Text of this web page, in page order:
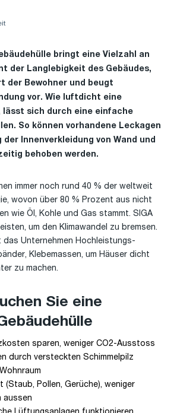
bringt eine Vielzahl an
der Langlebigkeit des Gebäudes,
der Bewohner und beugt
vor. Wie luftdicht eine
lässt sich durch eine einfache
So können vorhandene Leckagen
Innenverkleidung von Wand und
behoben werden.
immer noch rund 40 % der weltweit
wovon über 80 % Prozent aus nicht
wie Öl, Kohle und Gas stammt. SIGA
um den Klimawandel zu bremsen.
das Unternehmen Hochleistungs-
Klebemassen, um Häuser dicht
zu machen.
Sie eine
sparen, weniger CO2-Ausstoss
durch versteckten Schimmelpilz
(Staub, Pollen, Gerüche), weniger